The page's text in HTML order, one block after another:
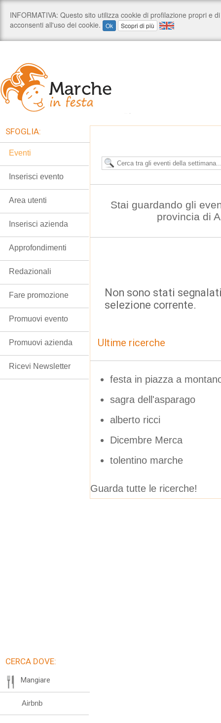
Stai guardando gli
provincia di
Non sono stati
selezione corrente.
Ultime ricerche
festa in piazza a
sagra dell'asparago
alberto ricci
Dicembre Merca
tolentino marche
Guarda tutte le ricerche!
SFOGLIA:
Eventi
Inserisci evento
Area utenti
Inserisci azienda
Approfondimenti
Redazionali
Fare promozione
Promuovi evento
Promuovi azienda
Ricevi Newsletter
CERCA DOVE:
Mangiare
Airbnb